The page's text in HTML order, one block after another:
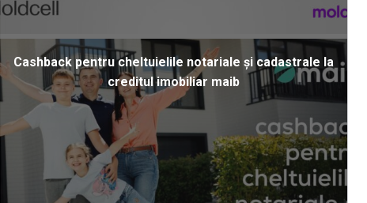
Cashback pentru cheltuielile notariale și cadastrale la
creditul imobiliar maib